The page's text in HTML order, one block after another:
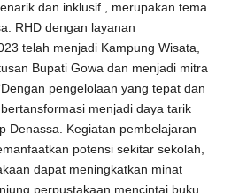
dan inklusif , merupakan tema
. RHD dengan layanan
telah menjadi Kampung Wisata,
Bupati Gowa dan menjadi mitra
pengelolaan yang tepat dan
menjadi daya tarik
Denassa. Kegiatan pembelajaran
potensi sekitar sekolah,
dapat meningkatkan minat
perpustakaan mencintai buku